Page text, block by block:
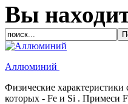
Вы
Аллюминий
Физические
которых - Fe и Si . Примеси